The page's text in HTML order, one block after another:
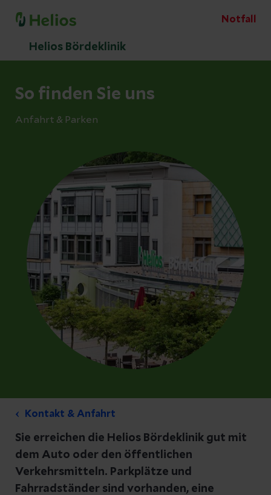
Notfall
Helios Bördeklinik
So finden Sie uns
Anfahrt & Parken
Kontakt & Anfahrt
Sie erreichen die Helios Bördeklinik gut mit
dem Auto oder den öffentlichen
Verkehrsmitteln. Parkplätze und
Fahrradständer sind vorhanden, eine